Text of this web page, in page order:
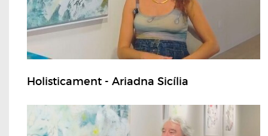
Holisticament - Ariadna Sicília